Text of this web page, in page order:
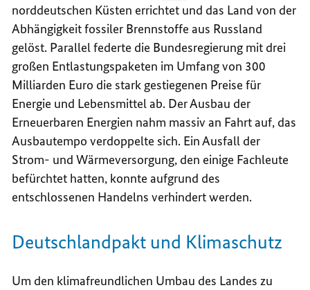
norddeutschen Küsten errichtet und das Land von der
Abhängigkeit fossiler Brennstoffe aus Russland
gelöst. Parallel federte die Bundesregierung mit drei
großen Entlastungspaketen im Umfang von 300
Milliarden Euro die stark gestiegenen Preise für
Energie und Lebensmittel ab. Der Ausbau der
Erneuerbaren Energien nahm massiv an Fahrt auf, das
Ausbautempo verdoppelte sich. Ein Ausfall der
Strom- und Wärmeversorgung, den einige Fachleute
befürchtet hatten, konnte aufgrund des
entschlossenen Handelns verhindert werden.
Deutschlandpakt und Klimaschutz
Um den klimafreundlichen Umbau des Landes zu